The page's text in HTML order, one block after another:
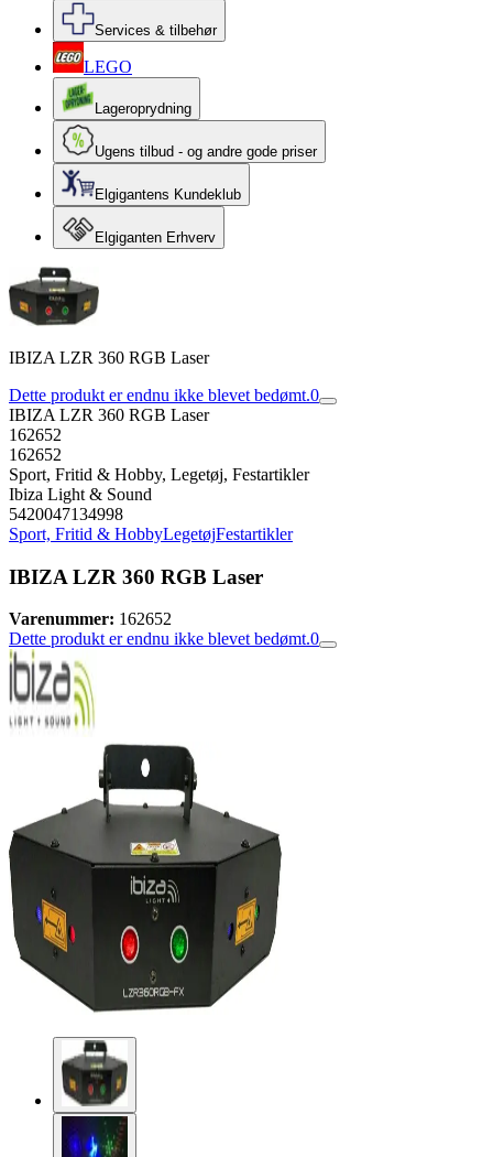
Services & tilbehør
LEGO
Lageroprydning
Ugens tilbud - og andre gode priser
Elgigantens Kundeklub
Elgiganten Erhverv
IBIZA LZR 360 RGB Laser
Dette produkt er endnu ikke blevet bedømt.0
IBIZA LZR 360 RGB Laser
162652
162652
Sport, Fritid & Hobby, Legetøj, Festartikler
Ibiza Light & Sound
5420047134998
Sport, Fritid & HobbyLegetøjFestartikler
IBIZA LZR 360 RGB Laser
Varenummer: 162652
Dette produkt er endnu ikke blevet bedømt.0